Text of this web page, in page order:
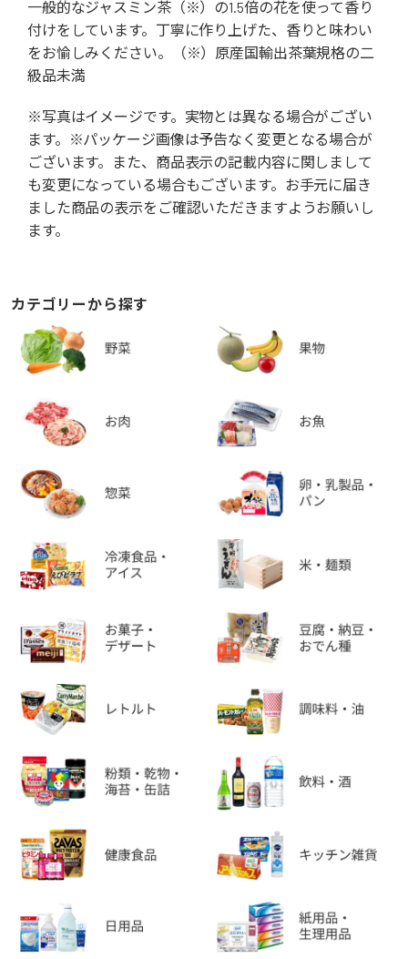
一般的なジャスミン茶（※）の1.5倍の花を使って香り
付けをしています。丁寧に作り上げた、香りと味わい
をお愉しみください。（※）原産国輸出茶葉規格の二
級品未満
※写真はイメージです。実物とは異なる場合がござい
ます。※パッケージ画像は予告なく変更となる場合が
ございます。また、商品表示の記載内容に関しまして
も変更になっている場合もございます。お手元に届き
ました商品の表示をご確認いただきますようお願いし
ます。
カテゴリーから探す